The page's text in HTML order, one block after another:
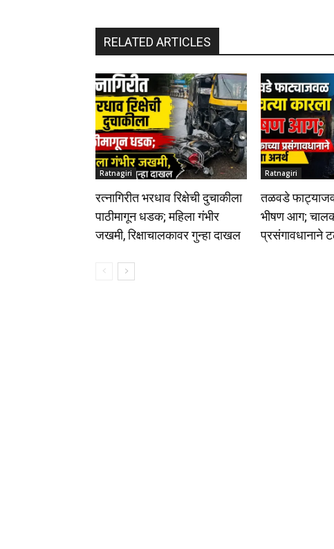
RELATED ARTICLES
Ratnagiri
रत्नागिरीत भरधाव रिक्षेची दुचाकीला
पाठीमागून धडक; महिला गंभीर
जखमी, रिक्षाचालकावर गुन्हा दाखल
Ratnagiri
तळवडे
भीषण आग;
प्रसंगावधानाने